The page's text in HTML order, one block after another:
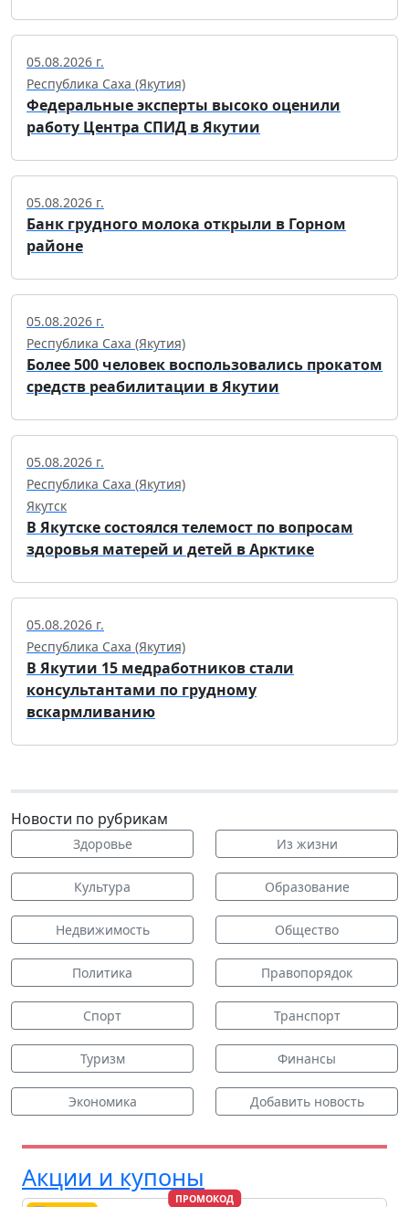
05.08.2026 г.
Республика Саха (Якутия)
Федеральные эксперты высоко оценили
работу Центра СПИД в Якутии
05.08.2026 г.
Банк грудного молока открыли в Горном
районе
05.08.2026 г.
Республика Саха (Якутия)
Более 500 человек воспользовались прокатом
средств реабилитации в Якутии
05.08.2026 г.
Республика Саха (Якутия)
Якутск
В Якутске состоялся телемост по вопросам
здоровья матерей и детей в Арктике
05.08.2026 г.
Республика Саха (Якутия)
В Якутии 15 медработников стали
консультантами по грудному
вскармливанию
Новости по рубрикам
Здоровье Из жизни
Культура Образование
Недвижимость Общество
Политика Правопорядок
Спорт Транспорт
Туризм Финансы
Экономика Добавить новость
Акции и купоны
ПРОМОКОД